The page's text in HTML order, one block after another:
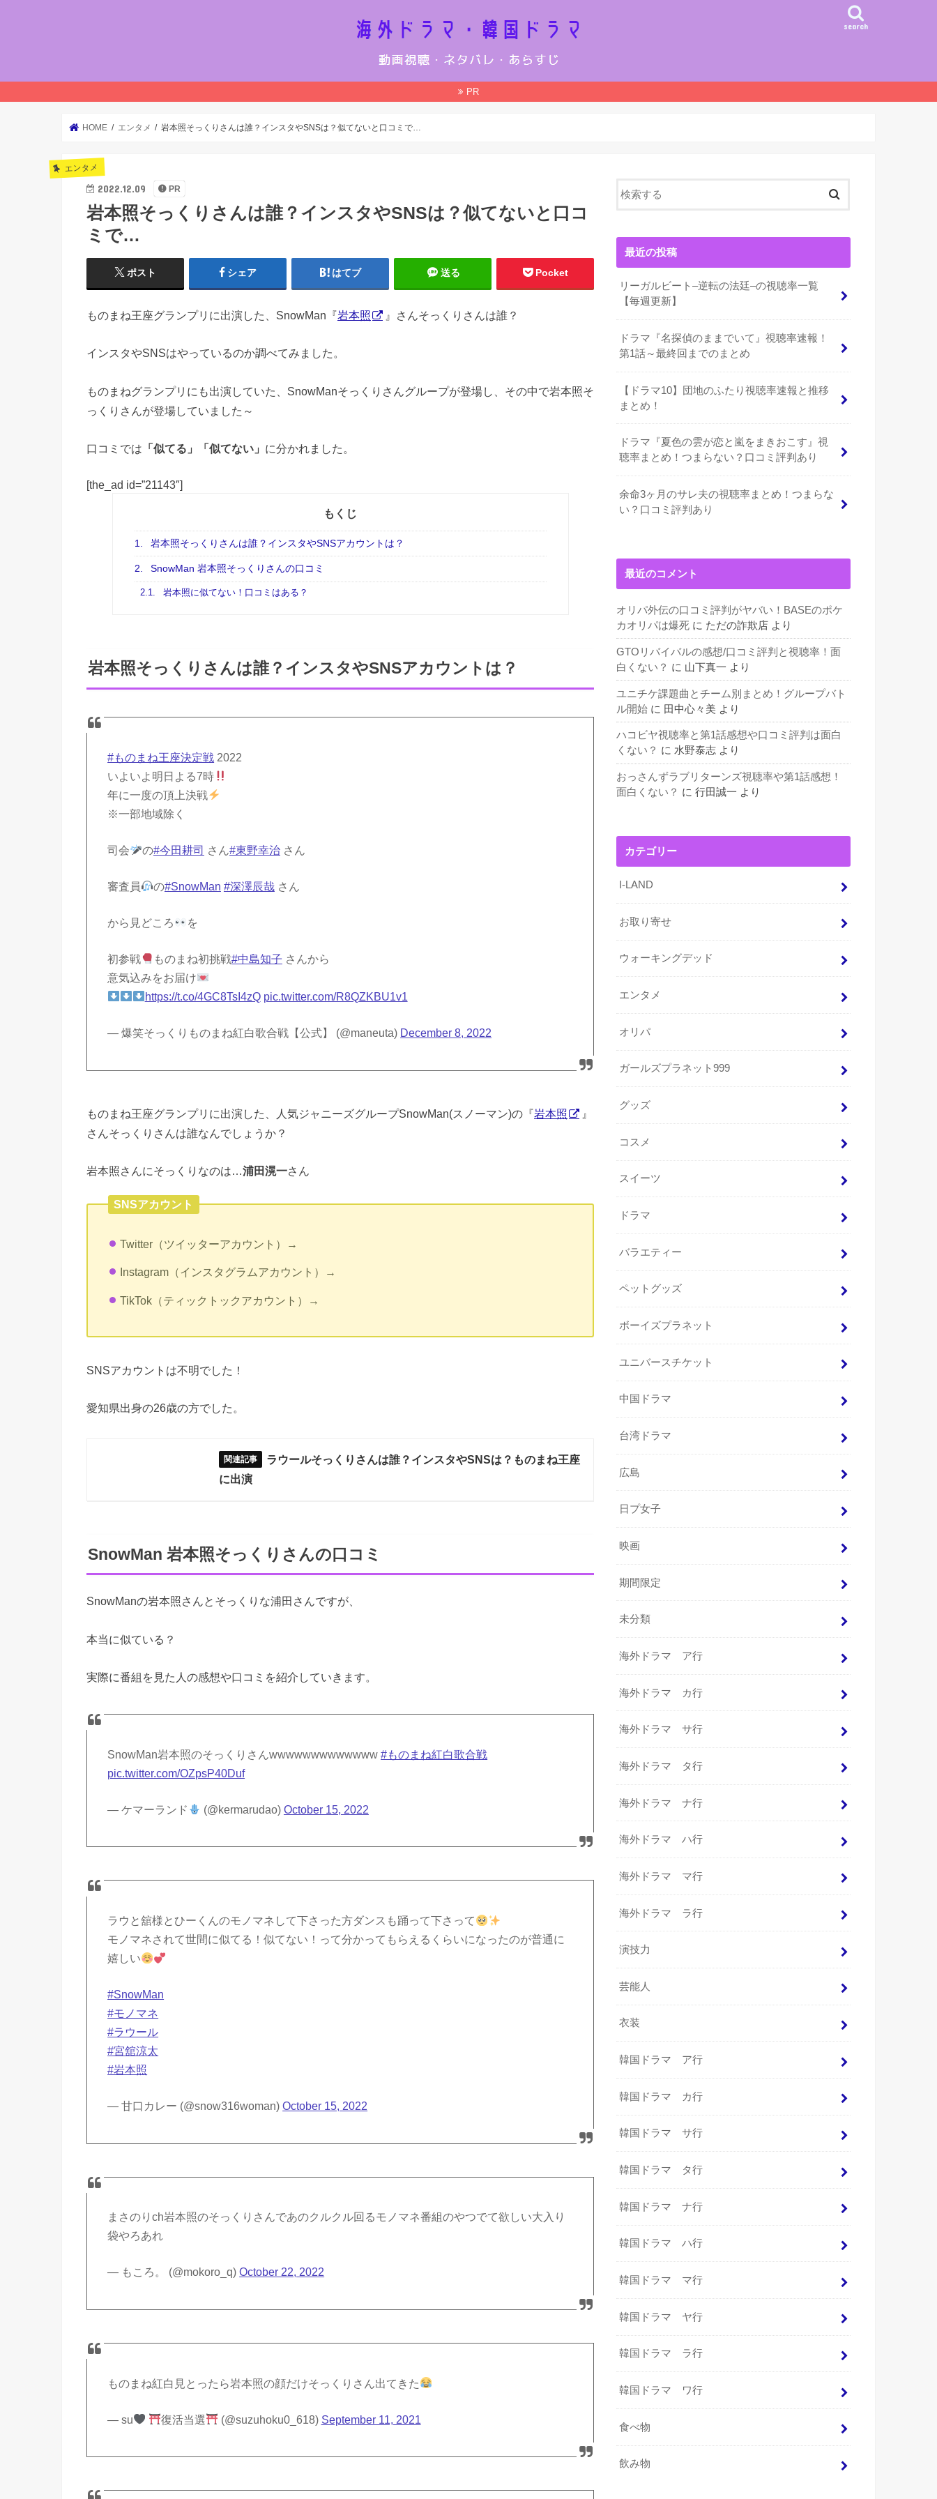
search
PR
HOME エンタメ 岩本照そっくりさんは誰？インスタやSNSは？似てないと口コミで…
エンタメ
2022.12.09 PR
岩本照そっくりさんは誰？インスタやSNSは？似てないと口コ
ミで…
ポスト シェア はてブ 送る Pocket
ものまね王座グランプリに出演した、SnowMan『岩本照 』さんそっくりさんは誰？
インスタやSNSはやっているのか調べてみました。
ものまねグランプリにも出演していた、SnowManそっくりさんグループが登場し、その中で岩本照そ
っくりさんが登場していました～
口コミでは 「似てる」「似てない」 に分かれました。
[the_ad id=”21143″]
もくじ
1. 岩本照そっくりさんは誰？インスタやSNSアカウントは？
2. SnowMan 岩本照そっくりさんの口コミ
2.1. 岩本照に似てない！口コミはある？
岩本照そっくりさんは誰？インスタやSNSアカウントは？
#ものまね王座決定戦 2022
いよいよ明日よる7時
年に一度の頂上決戦
※一部地域除く
司会 の#今田耕司 さん#東野幸治さん
審査員 の#SnowMan #深澤辰哉さん
から見どころ を
初参戦 ものまね初挑戦#中島知子 さんから
意気込みをお届け
https://t.co/4GC8TsI4zQ pic.twitter.com/R8QZKBU1v1
— 爆笑そっくりものまね紅白歌合戦【公式】 (@maneuta) December 8, 2022
ものまね王座グランプリに出演した、人気ジャニーズグループSnowMan(スノーマン)の『岩本照
』
さんそっくりさんは誰なんでしょうか？
岩本照さんにそっくりなのは…浦田滉一さん
SNSアカウント
Twitter（ツイッターアカウント）→
Instagram（インスタグラムアカウント）→
TikTok（ティックトックアカウント）→
SNSアカウントは不明でした！
愛知県出身の26歳の方でした。
ラウールそっくりさんは誰？インスタやSNSは？ものまね王座
に出演
SnowMan 岩本照そっくりさんの口コミ
SnowManの岩本照さんとそっくりな浦田さんですが、
本当に似ている？
実際に番組を見た人の感想や口コミを紹介していきます。
SnowMan岩本照のそっくりさんwwwwwwwwwwwww#ものまね紅白歌合戦
pic.twitter.com/OZpsP40Duf
— ケマーランド (@kermarudao) October 15, 2022
ラウと舘様とひーくんのモノマネして下さった方ダンスも踊って下さって
モノマネされて世間に似てる！似てない！って分かってもらえるくらいになったのが普通に
嬉しい
#SnowMan
#モノマネ
#ラウール
#宮舘涼太
#岩本照
— 甘口カレー (@snow316woman)October 15, 2022
まさのりch岩本照のそっくりさんであのクルクル回るモノマネ番組のやつでて欲しい大入り
袋やろあれ
— もころ。 (@mokoro_q)October 22, 2022
ものまね紅白見とったら岩本照の顔だけそっくりさん出てきた
— su 復活当選 (@suzuhoku0_618) September 11, 2021
最近の投稿
リーガルビート–逆転の法廷–の視聴率一覧
【毎週更新】
ドラマ『名探偵のままでいて』視聴率速報！
第1話～最終回までのまとめ
【ドラマ10】団地のふたり視聴率速報と推移
まとめ！
ドラマ『夏色の雲が恋と嵐をまきおこす』視
聴率まとめ！つまらない？口コミ評判あり
余命3ヶ月のサレ夫の視聴率まとめ！つまらな
い？口コミ評判あり
最近のコメント
オリパ外伝の口コミ評判がヤバい！BASEのポケ
カオリパは爆死 に ただの詐欺店 より
GTOリバイバルの感想/口コミ評判と視聴率！面
白くない？ に 山下真一 より
ユニチケ課題曲とチーム別まとめ！グループバト
ル開始 に 田中心々美 より
ハコビヤ視聴率と第1話感想や口コミ評判は面白
くない？ に 水野泰志 より
おっさんずラブリターンズ視聴率や第1話感想！
面白くない？ に 行田誠一 より
カテゴリー
I-LAND
お取り寄せ
ウォーキングデッド
エンタメ
オリパ
ガールズプラネット999
グッズ
コスメ
スイーツ
ドラマ
バラエティー
ペットグッズ
ボーイズプラネット
ユニバースチケット
中国ドラマ
台湾ドラマ
広島
日プ女子
映画
期間限定
未分類
海外ドラマ ア行
海外ドラマ カ行
海外ドラマ サ行
海外ドラマ タ行
海外ドラマ ナ行
海外ドラマ ハ行
海外ドラマ マ行
海外ドラマ ラ行
演技力
芸能人
衣装
韓国ドラマ ア行
韓国ドラマ カ行
韓国ドラマ サ行
韓国ドラマ タ行
韓国ドラマ ナ行
韓国ドラマ ハ行
韓国ドラマ マ行
韓国ドラマ ヤ行
韓国ドラマ ラ行
韓国ドラマ ワ行
食べ物
飲み物